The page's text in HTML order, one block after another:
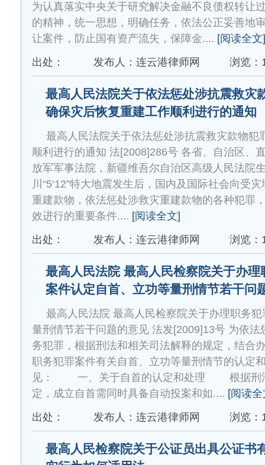
为认真落实中央关于研究解决金融不良债权转让
的精神，统一思想，明确任务，依法公正妥善地
让案件，防止国有资产流失，保障金.... [阅读全文]
出处：
发布人：连云港律师网 浏览：
最高人民法院关于依法惩处涉抗震救灾
确保灾后恢复重建工作顺利进行的通知
最高人民法院关于依法惩处涉抗震救灾款物犯
顺利进行的通知 法[2008]286号 各省、自治区、
放军军事法院，新疆维吾尔自治区高级人民法
川“5‘12”特大地震发生后，国内及国际社会向受
重建款物，依法惩处涉救灾重建款物的各种犯罪
效进行的重要条件.... [阅读全文]
出处：
发布人：连云港律师网 浏览：
最高人民法院 最高人民检察院关于办理
案件认定自首、立功等量刑情节若干问
最高人民法院 最高人民检察院关于办理职务
量刑情节若干问题的意见 法发[2009]13号 为依法
务犯罪，根据刑法和相关司法解释的规定，结合
职务犯罪案件有关自首、立功等量刑情节的认定
见： 一、关于自首的认定和处理 根据刑法
定，成立自首需同时具备自动投案和如.... [阅读全
出处：
发布人：连云港律师网 浏览：
最高人民检察院关于公证员出具公证书